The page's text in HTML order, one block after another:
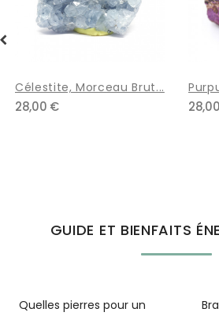
Purpurite, Minéral Brut
28,00 €
GUIDE ET BIENFAITS
Bracelets 7 chakras